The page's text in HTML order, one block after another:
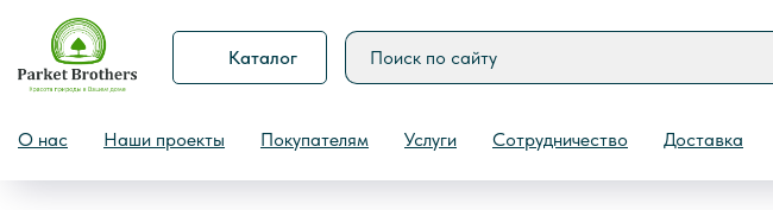
Каталог
О нас Наши проекты Покупателям Услуги Сотрудничество Доставка